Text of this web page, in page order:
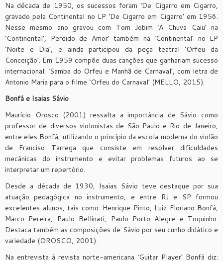
Na década de 1950, os sucessos foram ‘De Cigarro em Cigarro,
gravado pela Continental no LP ‘De Cigarro em Cigarro’ em 1956.
Nesse mesmo ano gravou com Tom Jobim ‘A Chuva Caiu’ na
‘Continental’, Perdido de Amor’ também na ‘Continental’ no LP
‘Noite e Dia’, e ainda participou da peça teatral ‘Orfeu da
Conceição’. Em 1959 compõe duas canções que ganhariam sucesso
internacional: ‘Samba do Orfeu e Manhã de Carnaval’, com letra de
Antonio Maria para o filme ‘Orfeu do Carnaval’ (MELLO, 2015).
Bonfá e Isaias Sávio
Maurício Orosco (2001) ressalta a importância de Sávio como
professor de diversos violonistas de São Paulo e Rio de Janeiro,
entre eles Bonfá, utilizando o princípio da escola moderna do violão
de Franciso Tarrega que consiste em resolver dificuldades
mecânicas do instrumento e evitar problemas futuros ao se
interpretar um repertório.
Desde a década de 1930, Isaias Sávio teve destaque por sua
atuação pedagógica no instrumento, e entre RJ e SP formou
excelentes alunos, tais como: Henrique Pinto, Luiz Floriano Bonfá,
Marco Pereira, Paulo Bellinati, Paulo Porto Alegre e Toquinho.
Destaca também as composições de Sávio por seu cunho didático e
variedade (OROSCO, 2001).
Na entrevista à revista norte-americana ‘Guitar Player’ Bonfá diz: